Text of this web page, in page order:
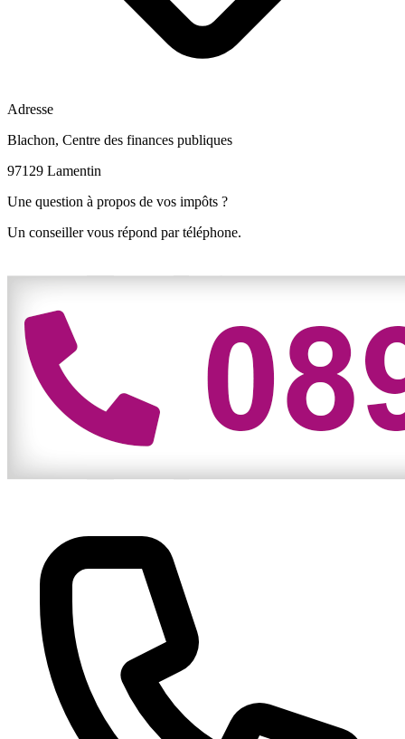
Adresse
Blachon, Centre des finances publiques
97129 Lamentin
Une question à propos de vos impôts ?
Un conseiller vous répond par téléphone.